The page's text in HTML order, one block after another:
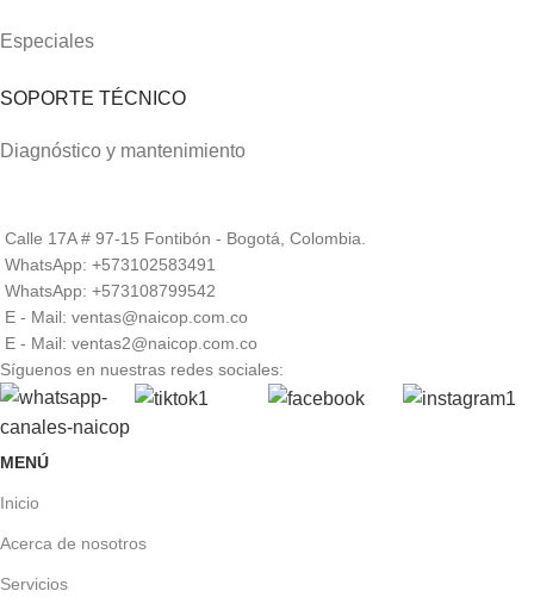
Especiales
SOPORTE TÉCNICO
Diagnóstico y mantenimiento
Calle 17A # 97-15 Fontibón - Bogotá, Colombia.
WhatsApp: +573102583491
WhatsApp: +573108799542
E - Mail: ventas@naicop.com.co
E - Mail: ventas2@naicop.com.co
Síguenos en nuestras redes sociales:
MENÚ
Inicio
Acerca de nosotros
Servicios